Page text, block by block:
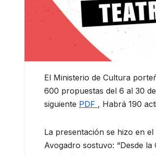
El Ministerio de Cultura
600 propuestas del 6 al 30
siguiente PDF , Habrá 190
La presentación se hizo en
Avogadro sostuvo: “Desde